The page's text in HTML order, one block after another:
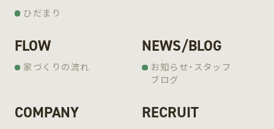
ひだまり
FLOW
家づくりの流れ
NEWS/BLOG
お知らせ・スタッフ
ブログ
COMPANY RECRUIT